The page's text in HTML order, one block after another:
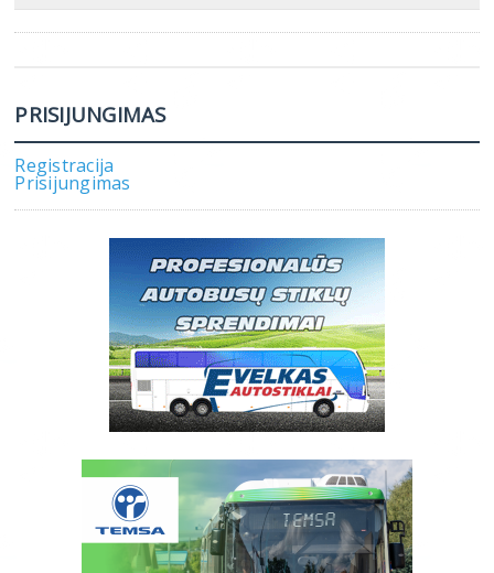
PRISIJUNGIMAS
Registracija
Prisijungimas